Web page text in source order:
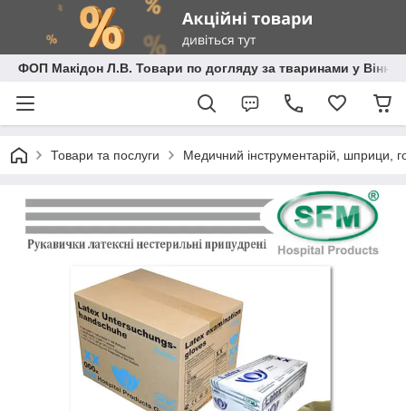
ФОП Макідон Л.В. Товари по догляду за тваринами у
Товари та послуги Медичний інструментарій, шприци,